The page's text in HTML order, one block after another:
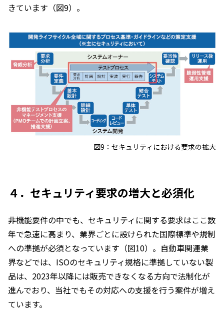
きています（図9）。
図9：セキュリティにおける要求の拡大
４．セキュリティ要求の増大と必須化
非機能要件の中でも、セキュリティに関する要求はここ数
年で急速に高まり、業界ごとに設けられた国際標準や規制
への準拠が必須となっています（図10）。自動車関連業
界などでは、ISOのセキュリティ規格に準拠していない製
品は、2023年以降には販売できなくなる方向で法制化が
進んでおり、当社でもその対応への支援を行う案件が増え
ています。